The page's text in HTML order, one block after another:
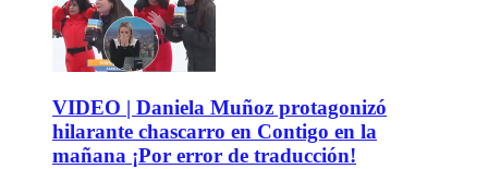
VIDEO | Daniela Muñoz protagonizó
hilarante chascarro en Contigo en la
mañana ¡Por error de traducción!